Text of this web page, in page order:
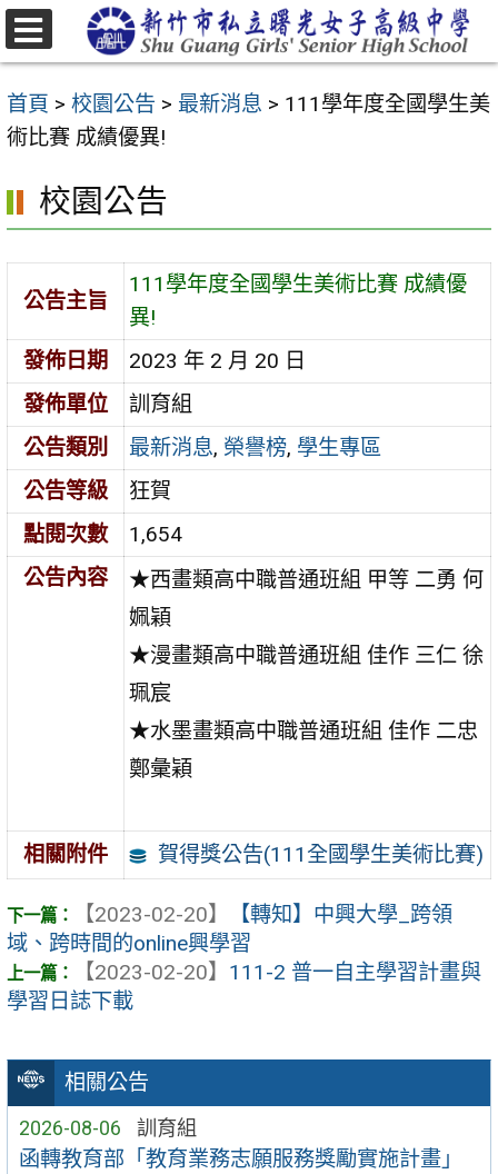
跳
至
要
內
區
首頁 > 校園公告 > 最新消息 > 111學年度全國學生美
術比賽 成績優異!
相關公告
2026-08-06 訓育組
函轉教育部「教育業務志願服務獎勵實施計畫」
校園公告
公告主旨
111學年度全國學生美術比賽 成績優
異!
發佈日期
2023 年 2 月 20 日
發佈單位
訓育組
公告類別
最新消息, 榮譽榜, 學生專區
公告等級
狂賀
點閱次數
1,654
公告內容
★西畫類高中職普通班組 甲等 二勇 何
姵穎
★漫畫類高中職普通班組 佳作 三仁 徐
珮宸
★水墨畫類高中職普通班組 佳作 二忠
鄭彙穎
相關附件 賀得獎公告(111全國學生美術比賽)
【2023-02-20】
【轉知】中興大學_跨領
域、跨時間的online興學習
【2023-02-20】 111-2 普一自主學習計畫與
學習日誌下載
選
單